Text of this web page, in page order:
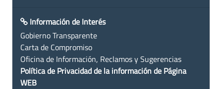
Información de Interés
Gobierno Transparente
Carta de Compromiso
Oficina de Información, Reclamos y Sugerencias
Política de Privacidad de la información de Página
WEB